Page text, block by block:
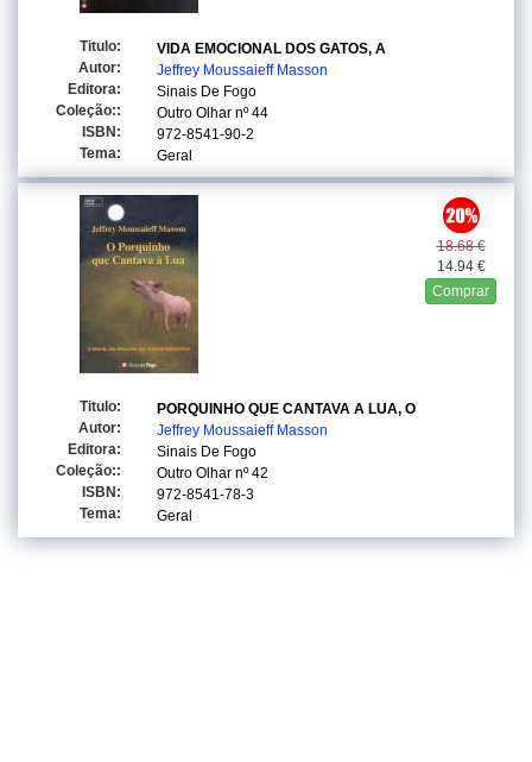
Titulo:
VIDA EMOCIONAL DOS GATOS, A
Autor:
Jeffrey Moussaieff Masson
Editora:
Sinais De Fogo
Coleção::
Outro Olhar nº 44
ISBN:
972-8541-90-2
Tema:
Geral
18.68 €
14.94 €
Comprar
Titulo:
PORQUINHO QUE CANTAVA A LUA, O
Autor:
Jeffrey Moussaieff Masson
Editora:
Sinais De Fogo
Coleção::
Outro Olhar nº 42
ISBN:
972-8541-78-3
Tema:
Geral